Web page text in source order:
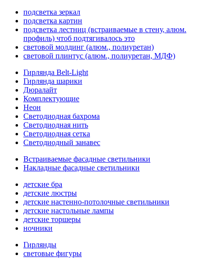
подсветка зеркал
подсветка картин
подсветка лестниц (встраиваемые в стену, алюм.
профиль) чтоб подтягивалось это
световой молдинг (алюм., полиуретан)
световой плинтус (алюм., полиуретан, МДФ)
Гирлянда Belt-Light
Гирлянда шарики
Дюралайт
Комплектующие
Неон
Светодиодная бахрома
Светодиодная нить
Светодиодная сетка
Светодиодный занавес
Встраиваемые фасадные светильники
Накладные фасадные светильники
детские бра
детские люстры
детские настенно-потолочные светильники
детские настольные лампы
детские торшеры
ночники
Гирлянды
световые фигуры